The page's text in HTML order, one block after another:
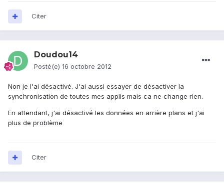
Citer
Doudou14
Posté(e) 16 octobre 2012
Non je l'ai désactivé. J'ai aussi essayer de désactiver la
synchronisation de toutes mes applis mais ca ne change rien.
En attendant, j'ai désactivé les données en arrière plans et j'ai
plus de problème
Citer